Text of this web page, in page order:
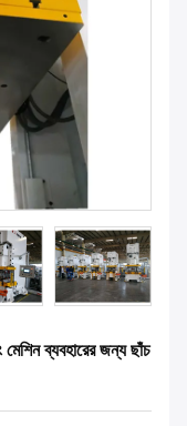
ব্যবহারের জন্য ছাঁচ